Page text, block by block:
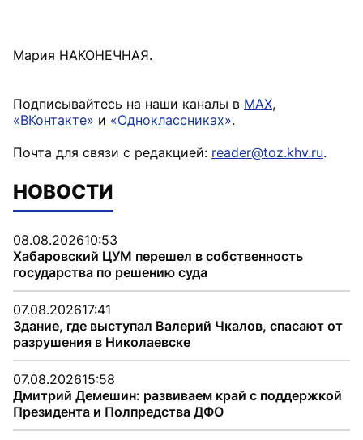
Мария НАКОНЕЧНАЯ.
Подписывайтесь на наши каналы в MAX,
«ВКонтакте» и «Одноклассниках».
Почта для связи с редакцией: reader@toz.khv.ru.
НОВОСТИ
08.08.202610:53
Хабаровский ЦУМ перешел в собственность
государства по решению суда
07.08.202617:41
Здание, где выступал Валерий Чкалов, спасают от
разрушения в Николаевске
07.08.202615:58
Дмитрий Демешин: развиваем край с поддержкой
Президента и Полпредства ДФО